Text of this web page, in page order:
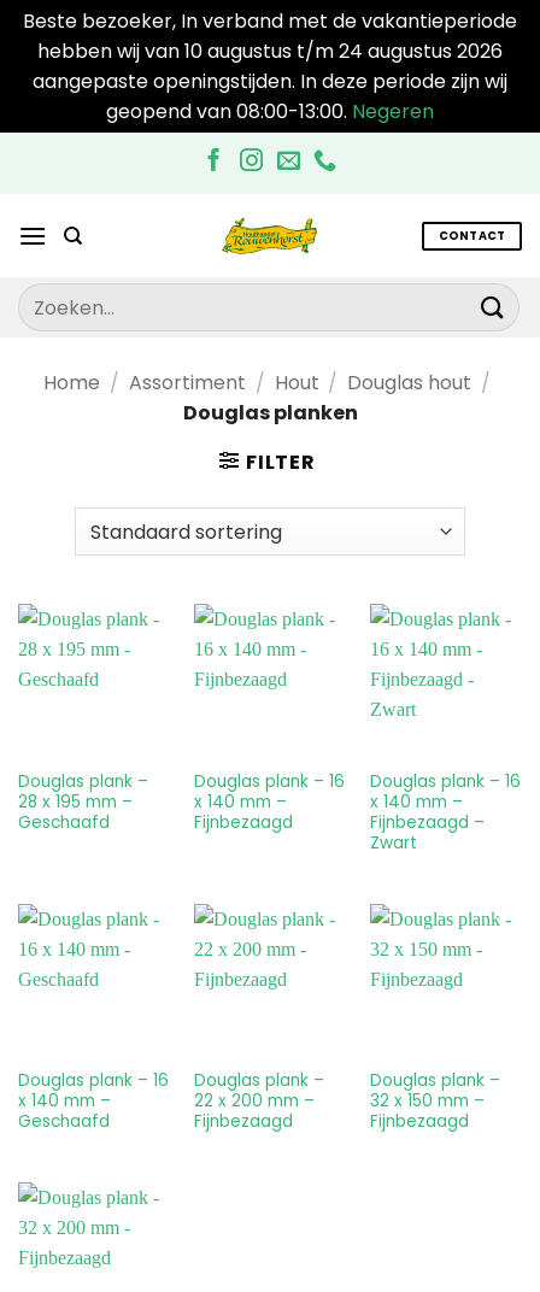
Beste bezoeker, In verband met de vakantieperiode
hebben wij van 10 augustus t/m 24 augustus 2026
aangepaste openingstijden. In deze periode zijn wij
geopend van 08:00-13:00. Negeren
CONTACT
Zoeken
naar:
Home / Assortiment / Hout / Douglas hout /
Douglas planken
FILTER
Douglas plank –
28 x 195 mm –
Geschaafd
Douglas plank – 16
x 140 mm –
Fijnbezaagd
Douglas plank – 16
x 140 mm –
Fijnbezaagd –
Zwart
Douglas plank – 16
x 140 mm –
Geschaafd
Douglas plank –
22 x 200 mm –
Fijnbezaagd
Douglas plank –
32 x 150 mm –
Fijnbezaagd